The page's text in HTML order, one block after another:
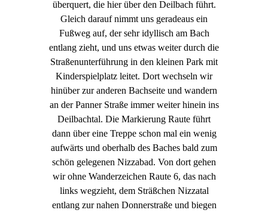
überquert, die hier über den Deilbach führt.
Gleich darauf nimmt uns geradeaus ein
Fußweg auf, der sehr idyllisch am Bach
entlang zieht, und uns etwas weiter durch die
Straßenunterführung in den kleinen Park mit
Kinderspielplatz leitet. Dort wechseln wir
hinüber zur anderen Bachseite und wandern
an der Panner Straße immer weiter hinein ins
Deilbachtal. Die Markierung Raute führt
dann über eine Treppe schon mal ein wenig
aufwärts und oberhalb des Baches bald zum
schön gelegenen Nizzabad. Von dort gehen
wir ohne Wanderzeichen Raute 6, das nach
links wegzieht, dem Sträßchen Nizzatal
entlang zur nahen Donnerstraße und biegen